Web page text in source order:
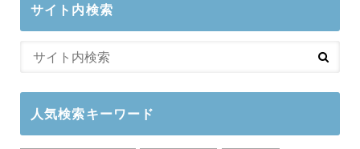
サイト内検索
人気検索キーワード